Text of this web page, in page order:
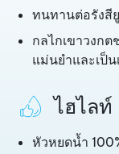
ทนทานต่อรังสี
กลไกเขาวงกต
แม่นยำและเป็
ไฮไลท์
หัวหยดน้ำ